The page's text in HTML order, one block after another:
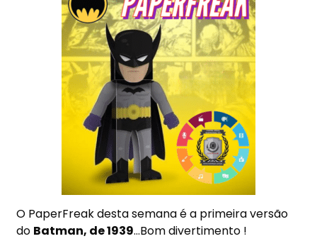
O PaperFreak desta semana é a primeira versão
do Batman, de 1939…Bom divertimento !